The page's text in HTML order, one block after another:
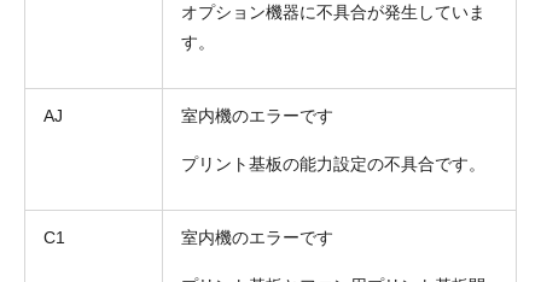
オプション機器に不具合が発生していま
す。
AJ 室内機のエラーです
プリント基板の能力設定の不具合です。
C1 室内機のエラーです